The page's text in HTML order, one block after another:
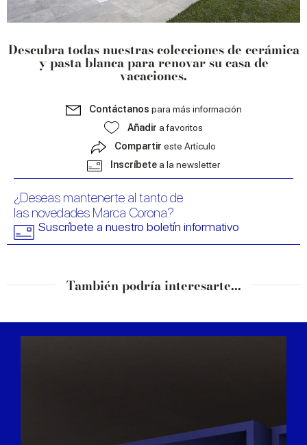
Descubra todas nuestras colecciones de cerámica
y pasta blanca para renovar su casa de
vacaciones.
Contáctanos para más información
Añadir a favoritos
Compartir este Artículo
Inscríbete a la newsletter
¿Deseas mantenerte al tanto de
las novedades Marca Corona?
Suscríbete a nuestro boletín informativo
También podría interesarte...